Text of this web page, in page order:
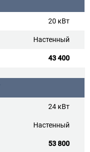
20 кВт
Настенный
43 400
24 кВт
Настенный
53 800